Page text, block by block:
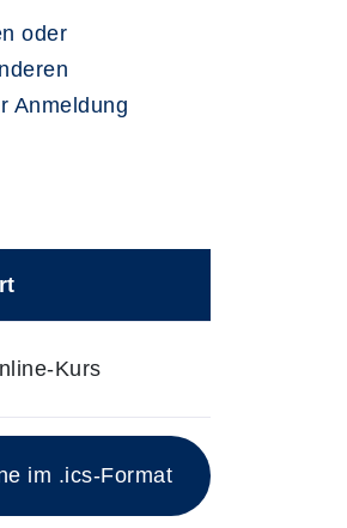
oder
Anmeldung
Kurs
im .ics-Format